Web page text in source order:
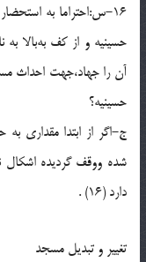
16-س:احتراما به
آن را جهاد،جهت احداث
حسينيه؟
ج-اگر از ابتدا مقدارى
شده ووقف گرديده
دارد (16) .
تغيير و تبديل مسجد